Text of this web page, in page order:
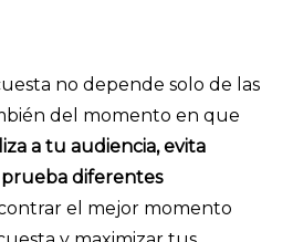
no depende solo de las
del momento en que
a tu audiencia, evita
diferentes
el mejor momento